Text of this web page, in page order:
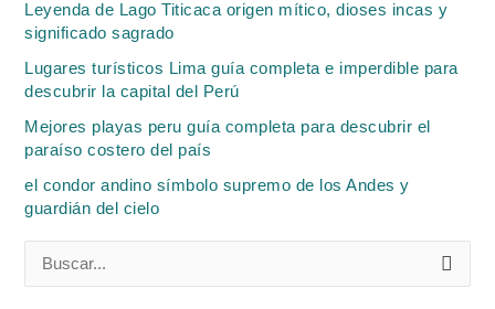
Leyenda de Lago Titicaca origen mítico, dioses incas y
significado sagrado
Lugares turísticos Lima guía completa e imperdible para
descubrir la capital del Perú
Mejores playas peru guía completa para descubrir el
paraíso costero del país
el condor andino símbolo supremo de los Andes y
guardián del cielo